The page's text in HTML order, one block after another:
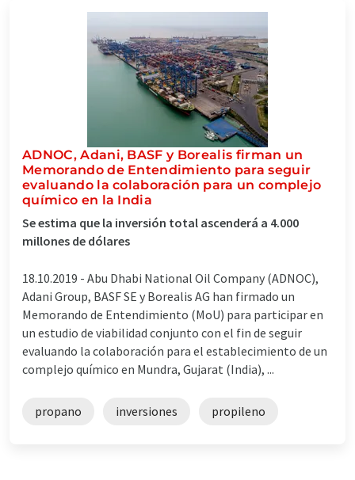
ADNOC, Adani, BASF y Borealis firman un
Memorando de Entendimiento para seguir
evaluando la colaboración para un complejo
químico en la India
Se estima que la inversión total ascenderá a 4.000
millones de dólares
18.10.2019 - Abu Dhabi National Oil Company (ADNOC),
Adani Group, BASF SE y Borealis AG han firmado un
Memorando de Entendimiento (MoU) para participar en
un estudio de viabilidad conjunto con el fin de seguir
evaluando la colaboración para el establecimiento de un
complejo químico en Mundra, Gujarat (India), ...
propano inversiones propileno